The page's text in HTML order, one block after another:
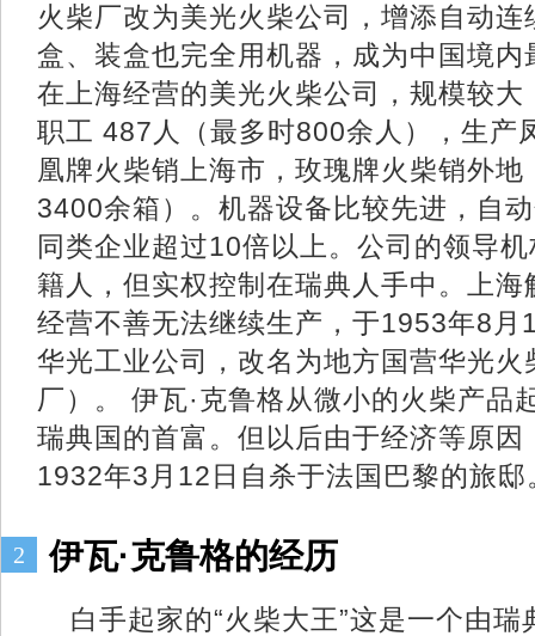
火柴厂改为美光火柴公司，增添自动
盒、装盒也完全用机器，成为中国境
在上海经营的美光火柴公司，规模较
职工 487人（最多时800余人），生产
凰牌火柴销上海市，玫瑰牌火柴销外
3400余箱）。机器设备比较先进，自
同类企业超过10倍以上。公司的领导
籍人，但实权控制在瑞典人手中。上
经营不善无法继续生产，于1953年8月
华光工业公司，改名为地方国营华光火
厂）。 伊瓦·克鲁格从微小的火柴产品
瑞典国的首富。但以后由于经济等原
1932年3月12日自杀于法国巴黎的旅邸
2 伊瓦·克鲁格的经历
白手起家的“火柴大王”这是一个由